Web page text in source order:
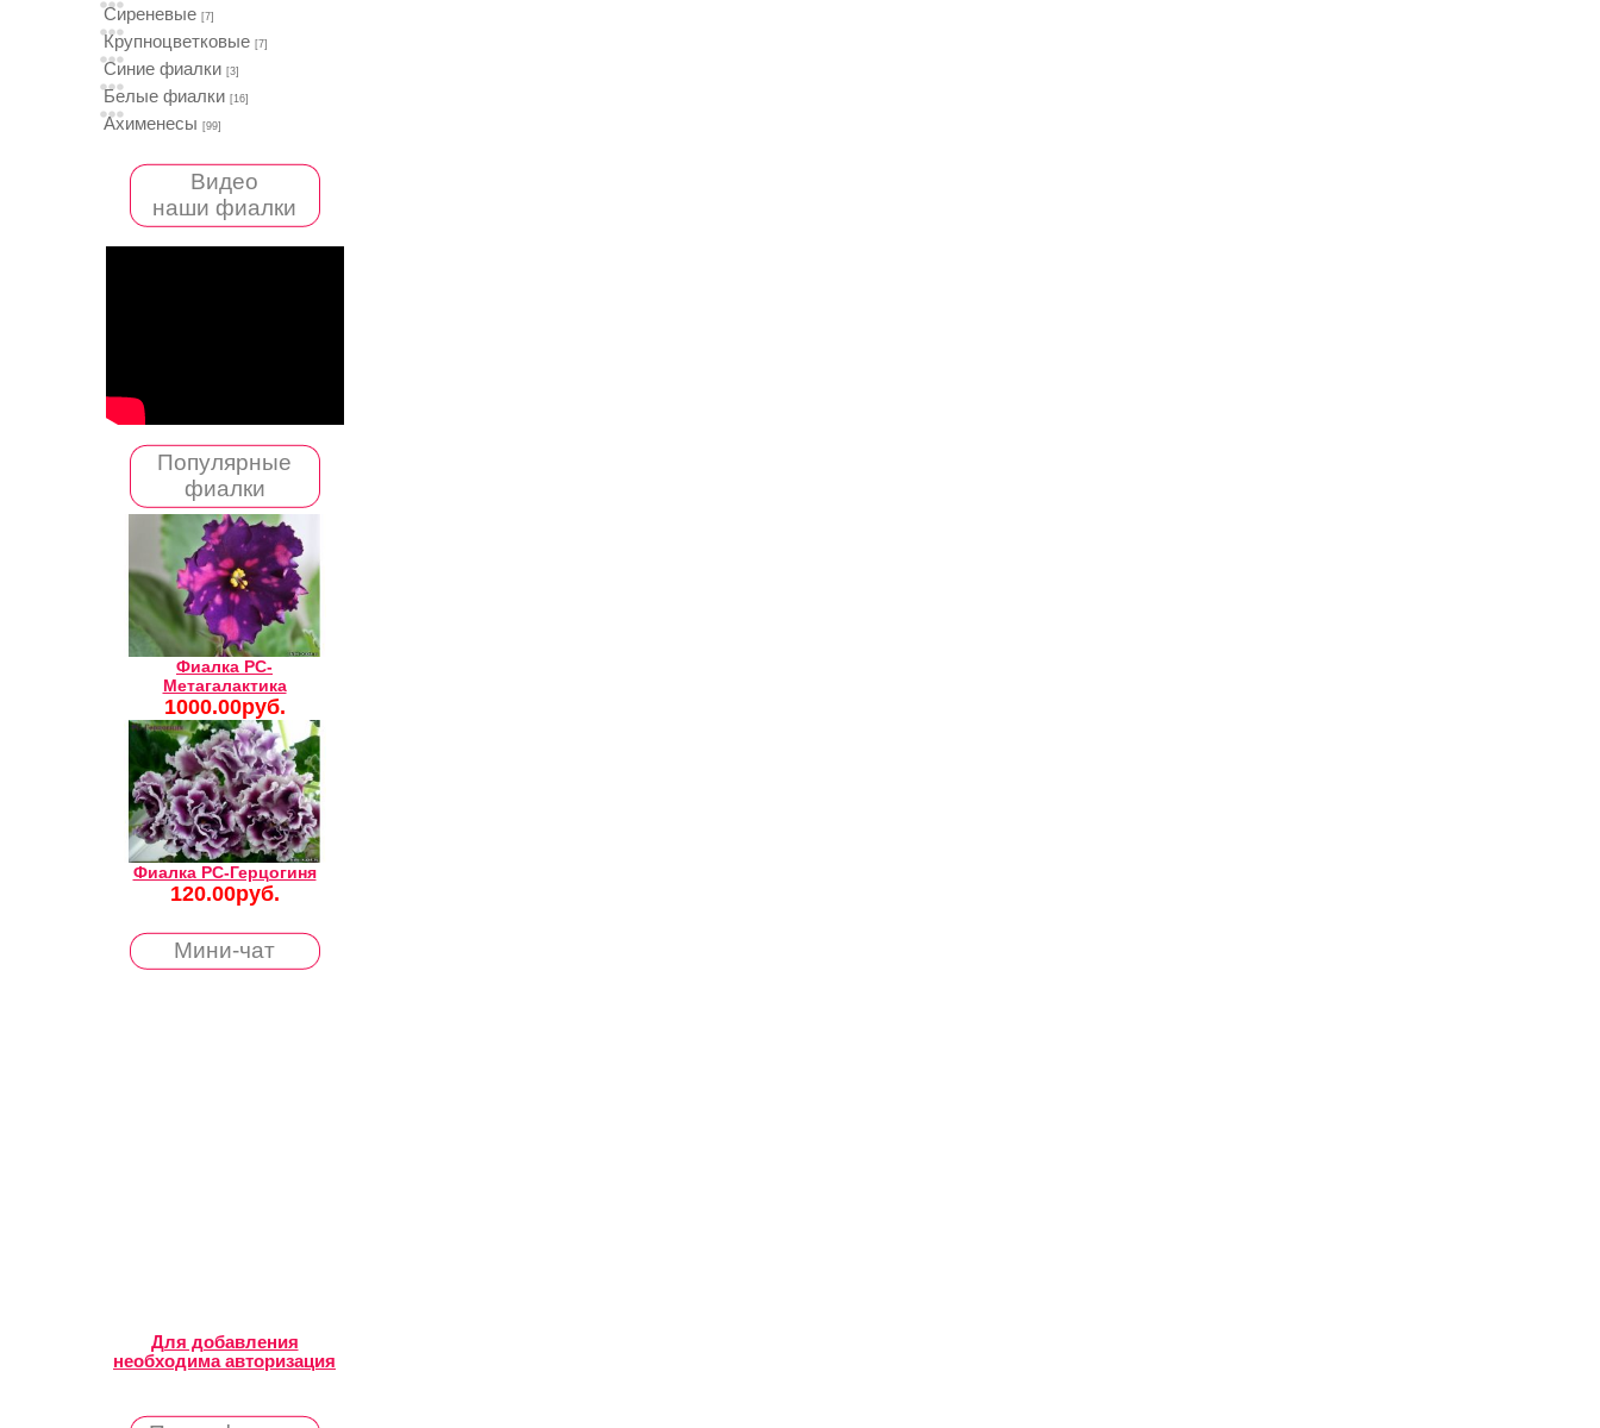
Сиреневые [7]
Крупноцветковые [7]
Синие фиалки [3]
Белые фиалки [16]
Ахименесы [99]
Видео
наши фиалки
Популярные
фиалки
Фиалка РС-
Метагалактика
1000.00руб.
Фиалка РС-Герцогиня
120.00руб.
Мини-чат
Для добавления
необходима авторизация